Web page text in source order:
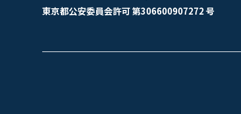
東京都公安委員会許可 第306600907272 号